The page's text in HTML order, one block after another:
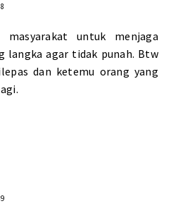
untuk menjaga
langka agar tidak punah. Btw
dan ketemu orang yang